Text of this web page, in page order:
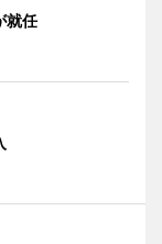
就任